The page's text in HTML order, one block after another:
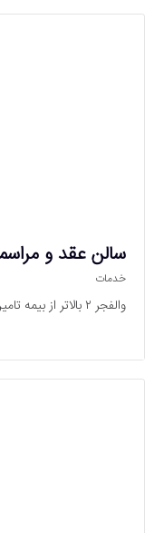
سالن عقد و
خدمات
والفجر ۲ بالاتر از بیمه تامین اجتماعی، ساختمان رایان طبقه منفی۱